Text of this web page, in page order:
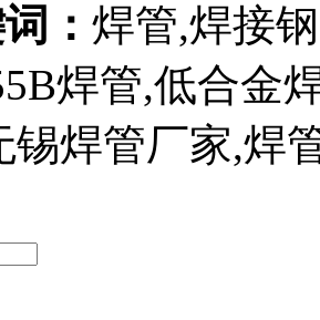
： 焊管,焊接
焊管,低合金
锡焊管厂家,焊